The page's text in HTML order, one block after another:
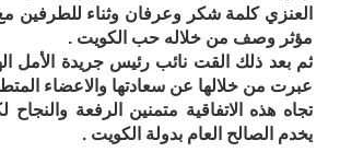
العنزي كلمة شكر وعرفان وثناء للطرفين
مؤثر وصف من خلاله حب الكويت .
ثم بعد ذلك القت نائب رئيس جريدة الأمل
عبرت من خلالها عن سعادتها والاعضاء
تجاه هذه الاتفاقية متمنين الرفعة والنجاح
يخدم الصالح العام بدولة الكويت .